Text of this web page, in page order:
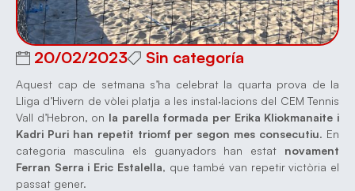
20/02/2023 Sin categoría
Aquest cap de setmana s’ha celebrat la quarta prova de la
Lliga d’Hivern de vòlei platja a les instal·lacions del CEM Tennis
Vall d’Hebron, on la parella formada per Erika Kliokmanaite i
Kadri Puri han repetit triomf per segon mes consecutiu. En
categoria masculina els guanyadors han estat novament
Ferran Serra i Eric Estalella, que també van repetir victòria el
passat gener.